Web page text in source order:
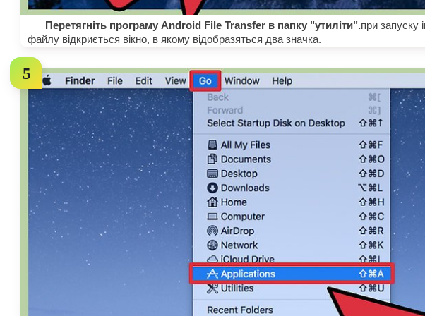
Перетягніть програму Android File Transfer в папку "утиліти".при запуску
файлу відкриється вікно, в якому відобразяться два значка.